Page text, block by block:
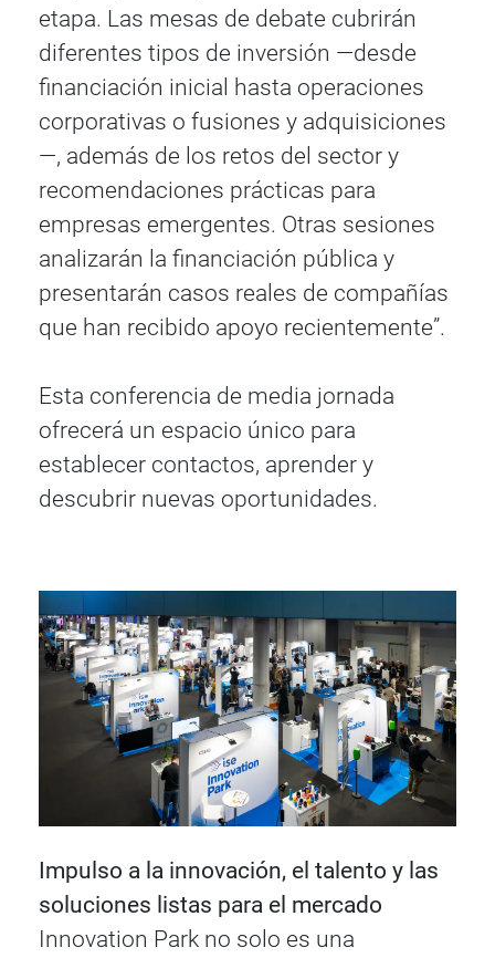
etapa. Las mesas de debate cubrirán
diferentes tipos de inversión —desde
financiación inicial hasta operaciones
corporativas o fusiones y adquisiciones
—, además de los retos del sector y
recomendaciones prácticas para
empresas emergentes. Otras sesiones
analizarán la financiación pública y
presentarán casos reales de compañías
que han recibido apoyo recientemente”.
Esta conferencia de media jornada
ofrecerá un espacio único para
establecer contactos, aprender y
descubrir nuevas oportunidades.
Impulso a la innovación, el talento y las
soluciones listas para el mercado
Innovation Park no solo es una